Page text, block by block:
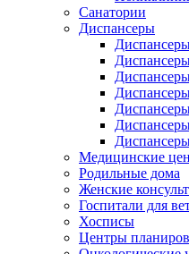
Санатории
Диспансеры
Медицинские
Родильные дома
Женские
Госпитали для
Хосписы
Центры